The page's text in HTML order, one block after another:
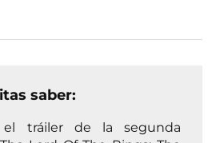
saber:
tráiler de la segunda